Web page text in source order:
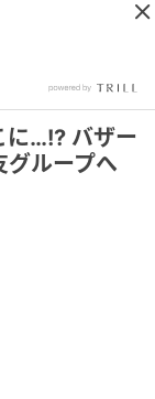
に…!? バザー
グループへ